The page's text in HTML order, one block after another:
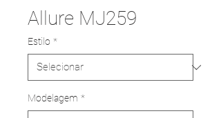
Allure MJ259
Estilo *
Modelagem *